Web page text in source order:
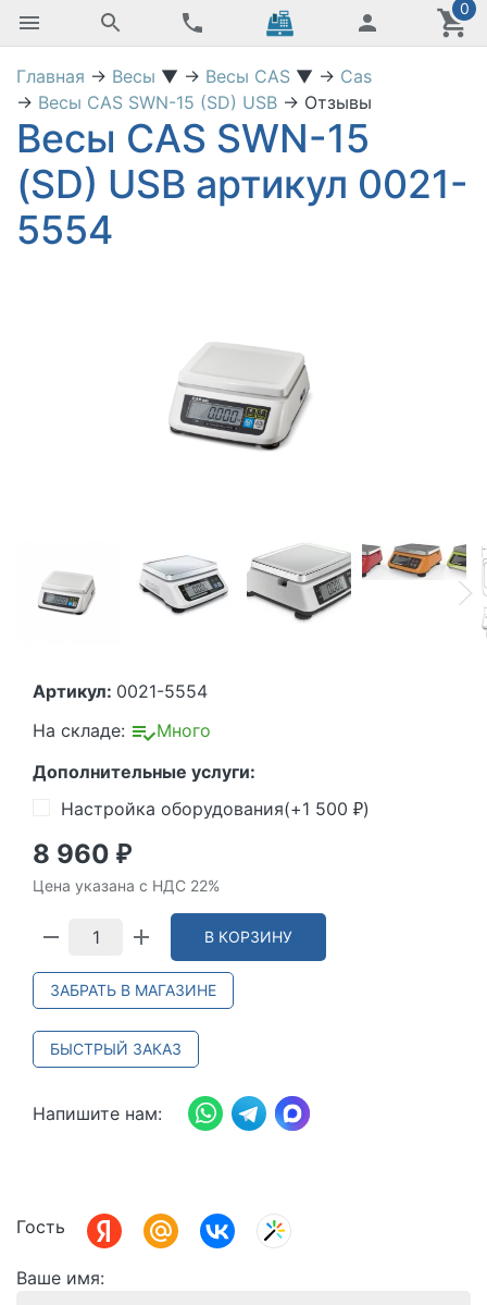
0
Главная → Весы ▼ → Весы CAS ▼ → Cas
→ Весы CAS SWN-15 (SD) USB → Отзывы
Весы CAS SWN-15
(SD) USB артикул 0021-
5554
Артикул: 0021-5554
На складе:
Много
Дополнительные услуги:
Настройка оборудования(+1 500 ₽)
8 960 ₽
Цена указана с НДС 22%
В КОРЗИНУ
ЗАБРАТЬ В МАГАЗИНЕ
БЫСТРЫЙ ЗАКАЗ
Напишите нам:
Гость
Ваше имя